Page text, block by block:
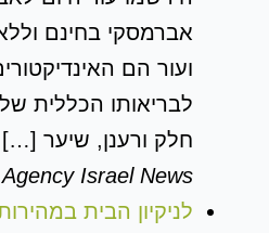
אברמסקי בחינם
ועור הם
לבריאותו הכללית
חלק ורענן, שיער […]
Israel News
לניקיון הבית